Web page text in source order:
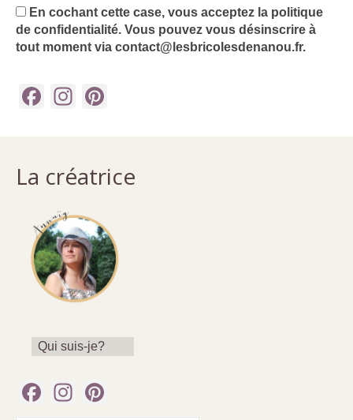
En cochant cette case, vous acceptez la politique
de confidentialité. Vous pouvez vous désinscrire à
tout moment via contact@lesbricolesdenanou.fr.
Facebook
Instagram
La créatrice
Qui suis-je?
Facebook
Instagram